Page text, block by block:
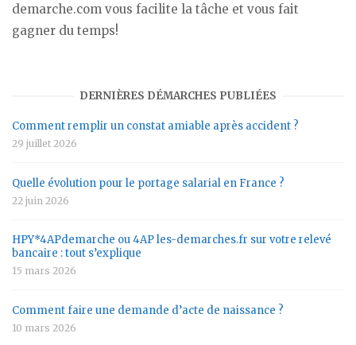
demarche.com vous facilite la tâche et vous fait
gagner du temps!
DERNIÈRES DÉMARCHES PUBLIÉES
Comment remplir un constat amiable après accident ?
29 juillet 2026
Quelle évolution pour le portage salarial en France ?
22 juin 2026
HPY*4APdemarche ou 4AP les-demarches.fr sur votre relevé
bancaire : tout s’explique
15 mars 2026
Comment faire une demande d’acte de naissance ?
10 mars 2026